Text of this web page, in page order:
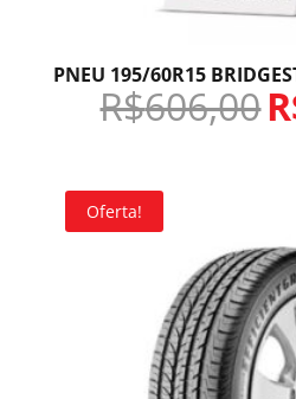
PNEU 195/60R15
R$606,00
Oferta!